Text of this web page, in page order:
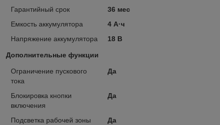
Гарантийный срок
36 мес
Емкость аккумулятора
4 А·ч
Напряжение аккумулятора
18 В
Дополнительные функции
Ограничение пускового
тока
Да
Блокировка кнопки
включения
Да
Подсветка рабочей зоны Да